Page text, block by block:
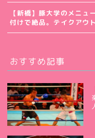
【新橋】豚大学のメニ
付けで絶品。テイクアウ
おすすめ記事